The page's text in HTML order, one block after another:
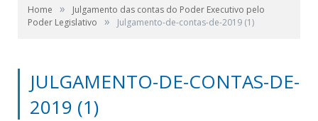
Home »
Julgamento das contas do Poder Executivo pelo
Poder Legislativo
» Julgamento-de-contas-de-2019 (1)
JULGAMENTO-DE-CONTAS-DE-
2019 (1)